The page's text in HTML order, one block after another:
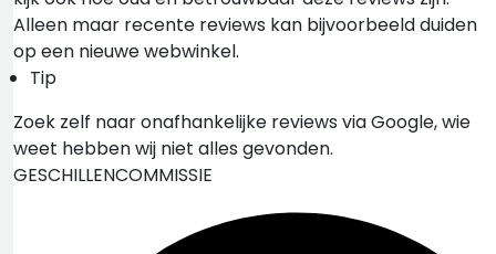
Alleen maar recente reviews kan bijvoorbeeld duiden
op een nieuwe webwinkel.
Tip
Zoek zelf naar onafhankelijke reviews via Google, wie
weet hebben wij niet alles gevonden.
GESCHILLENCOMMISSIE